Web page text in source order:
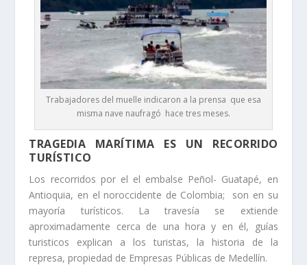
Trabajadores del muelle indicaron a la prensa que esa
misma nave naufragó hace tres meses.
TRAGEDIA MARÍTIMA ES UN RECORRIDO
TURÍSTICO
Los recorridos por el el embalse Peñol- Guatapé, en
Antioquia, en el noroccidente de Colombia; son en su
mayoría turísticos. La travesía se extiende
aproximadamente cerca de una hora y en él, guías
turisticos explican a los turistas, la historia de la
represa, propiedad de Empresas Públicas de Medellín.